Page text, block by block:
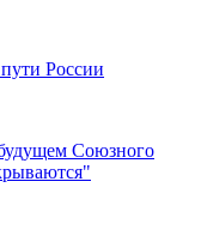
России
Союзного